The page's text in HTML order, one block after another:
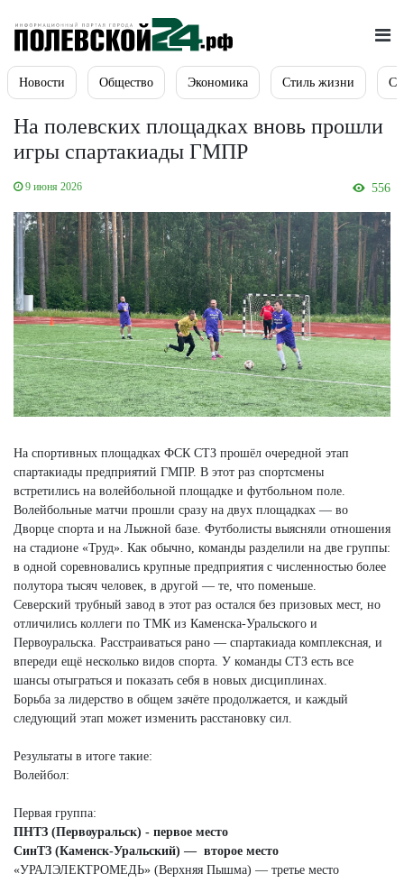
Новости Общество Экономика Стиль жизни
На полевских площадках вновь прошли
игры спартакиады ГМПР
9 июня 2026 556
На спортивных площадках ФСК СТЗ прошёл очередной этап
спартакиады предприятий ГМПР. В этот раз спортсмены
встретились на волейбольной площадке и футбольном поле.
Волейбольные матчи прошли сразу на двух площадках — во
Дворце спорта и на Лыжной базе. Футболисты выясняли отношения
на стадионе «Труд». Как обычно, команды разделили на две группы:
в одной соревновались крупные предприятия с численностью более
полутора тысяч человек, в другой — те, что поменьше.
Северский трубный завод в этот раз остался без призовых мест, но
отличились коллеги по ТМК из Каменска-Уральского и
Первоуральска. Расстраиваться рано — спартакиада комплексная, и
впереди ещё несколько видов спорта. У команды СТЗ есть все
шансы отыграться и показать себя в новых дисциплинах.
Борьба за лидерство в общем зачёте продолжается, и каждый
следующий этап может изменить расстановку сил.
Результаты в итоге такие:
Волейбол:
Первая группа:
ПНТЗ (Первоуральск) - первое место
СинТЗ (Каменск‑Уральский) — второе место
«УРАЛЭЛЕКТРОМЕДЬ» (Верхняя Пышма) — третье место